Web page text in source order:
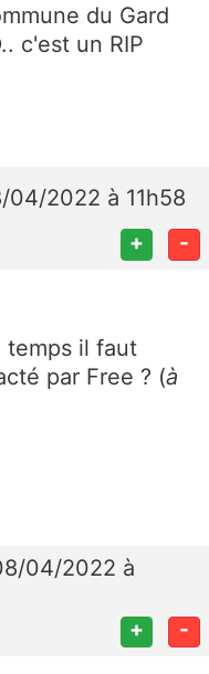
du Gard
c'est un RIP
04/2022 à 11h58
+ -
temps il faut
par Free ? (à
04/2022 à
+ -